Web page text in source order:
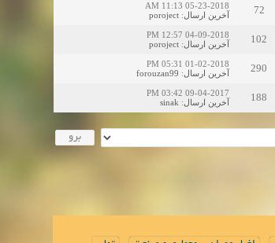
72
05-23-2018 11:13 AM
آخرین ارسال:
poroject
102
04-09-2018 12:57 PM
آخرین ارسال:
poroject
290
01-02-2018 05:31 PM
آخرین ارسال:
forouzan99
188
09-04-2017 03:42 PM
آخرین ارسال:
sinak